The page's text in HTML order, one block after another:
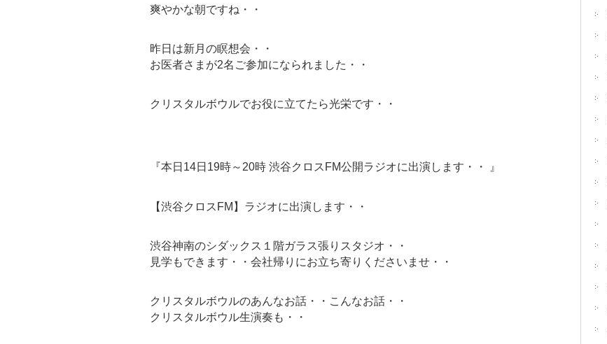
爽やかな朝ですね・・
昨日は新月の瞑想会・・
お医者さまが2名ご参加になられました・・
クリスタルボウルでお役に立てたら光栄です・・
『本日14日19時～20時 渋谷クロスFM公開ラジオに出演します・・ 』
【渋谷クロスFM】ラジオに出演します・・
渋谷神南のシダックス１階ガラス張りスタジオ・・
見学もできます・・会社帰りにお立ち寄りくださいませ・・
クリスタルボウルのあんなお話・・こんなお話・・
クリスタルボウル生演奏も・・